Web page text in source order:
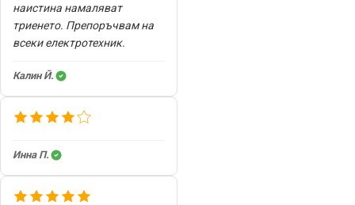
наистина намаляват
триенето. Препоръчвам на
всеки електротехник.
Калин Й.
Инна П.